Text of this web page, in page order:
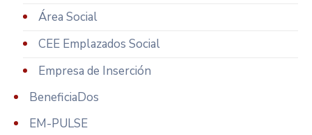
Área Social
CEE Emplazados Social
Empresa de Inserción
BeneficiaDos
EM-PULSE